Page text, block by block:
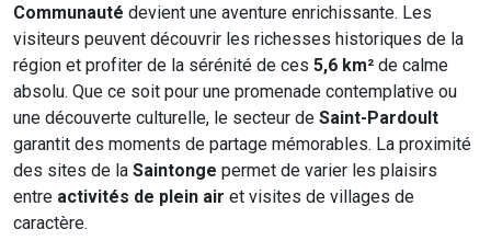
Communauté devient une aventure enrichissante. Les
visiteurs peuvent découvrir les richesses historiques de la
région et profiter de la sérénité de ces 5,6 km² de calme
absolu. Que ce soit pour une promenade contemplative ou
une découverte culturelle, le secteur de Saint-Pardoult
garantit des moments de partage mémorables. La proximité
des sites de la Saintonge permet de varier les plaisirs
entre activités de plein air et visites de villages de
caractère.